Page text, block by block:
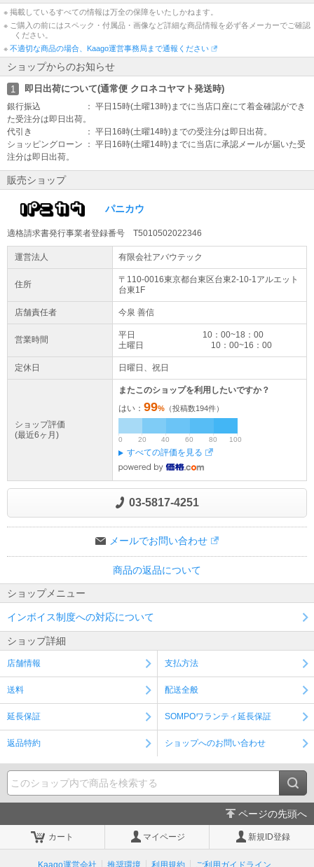
※ 掲載しているすべての情報は万全の保障をいたしかねます。
※ ご購入の前にはスペック・付属品・画像など詳細な商品情報を必ず各メーカーでご確認
ください。
※ 不適切な商品の場合、Kaago運営事務局まで通報ください
ショップからのお知らせ
1 即日出荷について(通常便 クロネコヤマト発送時)
銀行振込 ： 平日15時(土曜13時)までに当店口座にて着金確認ができ
た受注分は即日出荷。
代引き ： 平日16時(土曜14時)までの受注分は即日出荷。
ショッピングローン ： 平日16時(土曜14時)までに当店に承認メールが届いた受
注分は即日出荷。
販売ショップ
パニカウ
適格請求書発行事業者登録番号 T5010502022346
運営法人 有限会社アバウテック
住所 〒110-0016東京都台東区台東2-10-1 アルエット
台東1F
店舗責任者 今泉 善信
営業時間
平日 10：00~18：00
土曜日 10：00~16：00
定休日 日曜日、祝日
ショップ評価
(最近6ヶ月)
またこのショップを利用したいですか？
はい： 99% （投稿数194件）
0 20 40 60 80 100
すべての評価を見る
03-5817-4251
メールでお問い合わせ
商品の返品について
ショップメニュー
インボイス制度への対応について
ショップ詳細
店舗情報 支払方法
送料 配送全般
延長保証 SOMPOワランティ延長保証
返品特約 ショップへのお問い合わせ
ページの先頭へ
カート マイページ 新規ID登録
Kaago運営会社 推奨環境 利用規約 ご利用ガイドライン